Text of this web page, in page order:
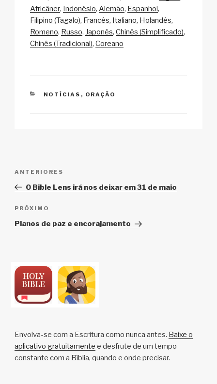
p
y
Li
n
ail c
e
b
o
at
s
A
p
a
p
c
ar
e
Africâner
Indonésio Alemão Espanhol
Filipino (Tagalo) Francês Italiano Holandês
Romeno Russo Japonês Chinês (Simplificado)
Chinês (Tradicional) Coreano
CATEGORIAS
NOTÍCIAS , ORAÇÃO
Post
Post
anterior
ANTERIORES
O Bible Lens irá nos deixar em 31 de maio
Próximo
post
PRÓXIMO
Planos de paz e encorajamento
Envolva-se com a Escritura como nunca antes. Baixe o
aplicativo gratuitamente e desfrute de um tempo
constante com a Bíblia, quando e onde precisar.